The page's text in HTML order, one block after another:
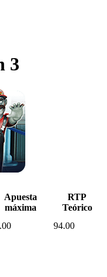
3
Apuesta
máxima
RTP
Teórico
94.00